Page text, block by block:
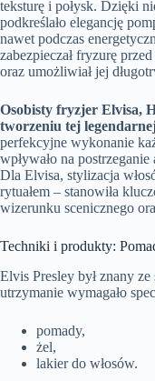
teksturę i połysk. Dzięki
podkreślało elegancję
nawet podczas
zabezpieczał fryzurę
oraz umożliwiał jej
Osobisty fryzjer Elvisa,
tworzeniu tej
perfekcyjne wykonanie
wpływało na
Dla Elvisa, stylizacja
rytuałem – stanowiła
wizerunku scenicznego
Techniki i produkty:
Elvis Presley był znany ze
utrzymanie wymagało
pomady,
żel,
lakier do włosów.